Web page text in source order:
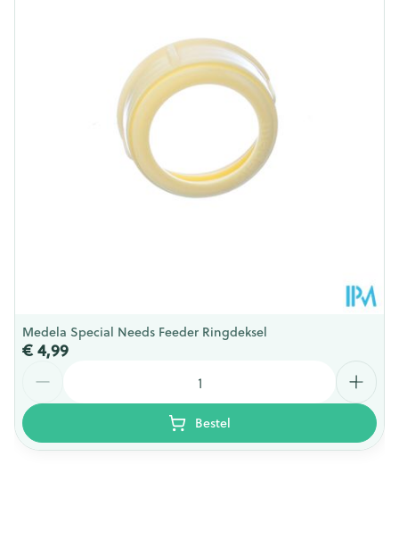
Kamertemperatuur (15°C - 25°C)
Medela Special Needs Feeder Ringdeksel
€ 4,99
Bestel